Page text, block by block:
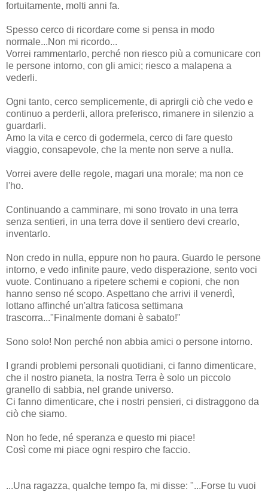
fortuitamente, molti anni fa.
Spesso cerco di ricordare come si pensa in modo
normale...Non mi ricordo...
Vorrei rammentarlo, perché non riesco più a comunicare con
le persone intorno, con gli amici; riesco a malapena a
vederli.
Ogni tanto, cerco semplicemente, di aprirgli ciò che vedo e
continuo a perderli, allora preferisco, rimanere in silenzio a
guardarli.
Amo la vita e cerco di godermela, cerco di fare questo
viaggio, consapevole, che la mente non serve a nulla.
Vorrei avere delle regole, magari una morale; ma non ce
l'ho.
Continuando a camminare, mi sono trovato in una terra
senza sentieri, in una terra dove il sentiero devi crearlo,
inventarlo.
Non credo in nulla, eppure non ho paura. Guardo le persone
intorno, e vedo infinite paure, vedo disperazione, sento voci
vuote. Continuano a ripetere schemi e copioni, che non
hanno senso né scopo. Aspettano che arrivi il venerdì,
lottano affinché un'altra faticosa settimana
trascorra..."Finalmente domani è sabato!"
Sono solo! Non perché non abbia amici o persone intorno.
I grandi problemi personali quotidiani, ci fanno dimenticare,
che il nostro pianeta, la nostra Terra è solo un piccolo
granello di sabbia, nel grande universo.
Ci fanno dimenticare, che i nostri pensieri, ci distraggono da
ciò che siamo.
Non ho fede, né speranza e questo mi piace!
Così come mi piace ogni respiro che faccio.
...Una ragazza, qualche tempo fa, mi disse: "...Forse tu vuoi